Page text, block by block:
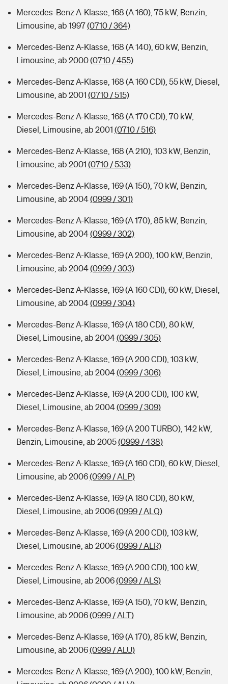
Sie haben Fragen?
Mercedes-Benz A-Klasse, 168 (A 160), 75 kW, Benzin,
Limousine, ab 1997(0710 / 364)
Mercedes-Benz A-Klasse, 168 (A 140), 60 kW, Benzin,
Limousine, ab 2000(0710 / 455)
Mercedes-Benz A-Klasse, 168 (A 160 CDI), 55 kW, Diesel,
Limousine, ab 2001 (0710 / 515)
Mercedes-Benz A-Klasse, 168 (A 170 CDI), 70 kW,
Diesel, Limousine, ab 2001 (0710 / 516)
Mercedes-Benz A-Klasse, 168 (A 210), 103 kW, Benzin,
Limousine, ab 2001 (0710 / 533)
Mercedes-Benz A-Klasse, 169 (A 150), 70 kW, Benzin,
Limousine, ab 2004(0999 / 301)
Mercedes-Benz A-Klasse, 169 (A 170), 85 kW, Benzin,
Limousine, ab 2004(0999 / 302)
Mercedes-Benz A-Klasse, 169 (A 200), 100 kW, Benzin,
Limousine, ab 2004(0999 / 303)
Mercedes-Benz A-Klasse, 169 (A 160 CDI), 60 kW, Diesel,
Limousine, ab 2004(0999 / 304)
Mercedes-Benz A-Klasse, 169 (A 180 CDI), 80 kW,
Diesel, Limousine, ab 2004(0999 / 305)
Mercedes-Benz A-Klasse, 169 (A 200 CDI), 103 kW,
Diesel, Limousine, ab 2004(0999 / 306)
Mercedes-Benz A-Klasse, 169 (A 200 CDI), 100 kW,
Diesel, Limousine, ab 2004(0999 / 309)
Mercedes-Benz A-Klasse, 169 (A 200 TURBO), 142 kW,
Benzin, Limousine, ab 2005(0999 / 438)
Mercedes-Benz A-Klasse, 169 (A 160 CDI), 60 kW, Diesel,
Limousine, ab 2006(0999 / ALP)
Mercedes-Benz A-Klasse, 169 (A 180 CDI), 80 kW,
Diesel, Limousine, ab 2006(0999 / ALQ)
Mercedes-Benz A-Klasse, 169 (A 200 CDI), 103 kW,
Diesel, Limousine, ab 2006(0999 / ALR)
Mercedes-Benz A-Klasse, 169 (A 200 CDI), 100 kW,
Diesel, Limousine, ab 2006(0999 / ALS)
Mercedes-Benz A-Klasse, 169 (A 150), 70 kW, Benzin,
Limousine, ab 2006(0999 / ALT)
Mercedes-Benz A-Klasse, 169 (A 170), 85 kW, Benzin,
Limousine, ab 2006(0999 / ALU)
Mercedes-Benz A-Klasse, 169 (A 200), 100 kW, Benzin,